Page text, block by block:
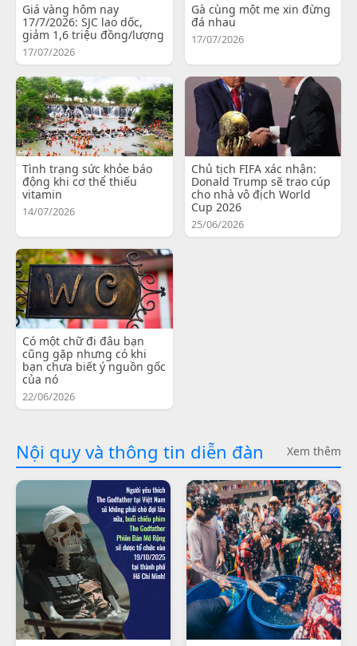
Giá vàng hôm nay
17/7/2026: SJC lao dốc,
giảm 1,6 triệu đồng/lượng
17/07/2026
Gà cùng một mẹ xin đừng
đá nhau
17/07/2026
Tình trạng sức khỏe báo
động khi cơ thể thiếu
vitamin
14/07/2026
Chủ tịch FIFA xác nhận:
Donald Trump sẽ trao cúp
cho nhà vô địch World
Cup 2026
25/06/2026
Có một chữ đi đâu bạn
cũng gặp nhưng có khi
bạn chưa biết ý nguồn gốc
của nó
22/06/2026
Nội quy và thông tin diễn đàn Xem thêm